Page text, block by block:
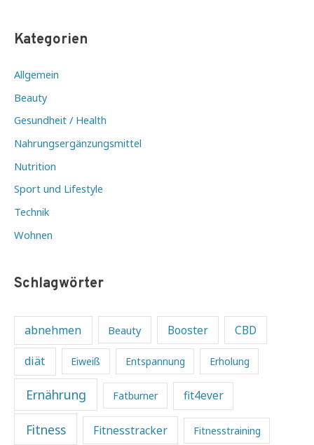
Kategorien
Allgemein
Beauty
Gesundheit / Health
Nahrungsergänzungsmittel
Nutrition
Sport und Lifestyle
Technik
Wohnen
Schlagwörter
abnehmen Beauty Booster CBD
diät Eiweiß Entspannung Erholung
Ernährung Fatburner fit4ever
Fitness Fitnesstracker Fitnesstraining